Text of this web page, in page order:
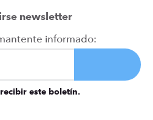
1 a 5 estrellas
newsletter
informado:
este boletín.